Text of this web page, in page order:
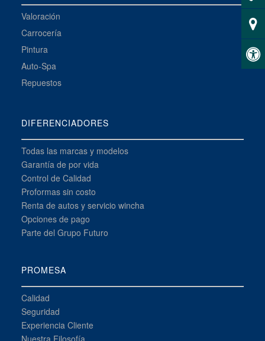
Valoración
Carrocería
Pintura
Auto-Spa
Repuestos
DIFERENCIADORES
Todas las marcas y modelos
Garantía de por vida
Control de Calidad
Proformas sin costo
Renta de autos y servicio wincha
Opciones de pago
Parte del Grupo Futuro
PROMESA
Calidad
Seguridad
Experiencia Cliente
Nuestra Filosofía